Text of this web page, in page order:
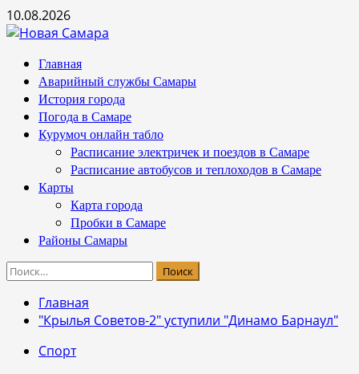
Перейти
к
10.08.2026
Основное
меню
Главная
Аварийный службы Самары
История города
Погода в Самаре
Курумоч онлайн табло
Расписание электричек и поездов в Самаре
Расписание автобусов и теплоходов в Самаре
Карты
Карта города
Пробки в Самаре
Районы Самары
Найти:
Главная
"Крылья Советов-2" уступили "Динамо Барнаул"
Спорт